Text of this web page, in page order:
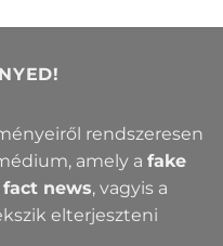
rendszeresen
amely a fake
fact news, vagyis a
elterjeszteni